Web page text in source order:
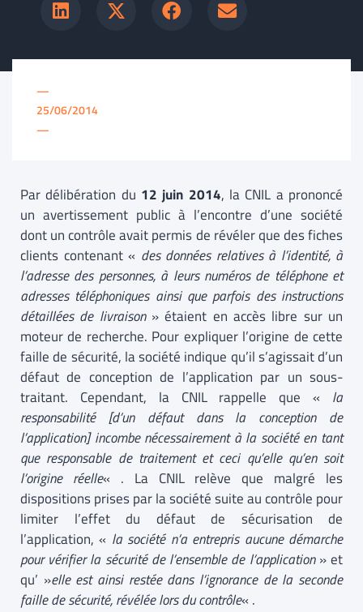
—
25/06/2014
—
Par délibération du 12 juin 2014, la CNIL a prononcé
un avertissement public à l’encontre d’une société
dont un contrôle avait permis de révéler que des fiches
clients contenant « des données relatives à l’identité, à
l’adresse des personnes, à leurs numéros de téléphone et
adresses téléphoniques ainsi que parfois des instructions
détaillées de livraison» étaient en accès libre sur un
moteur de recherche. Pour expliquer l’origine de cette
faille de sécurité, la société indique qu’il s’agissait d’un
défaut de conception de l’application par un sous-
traitant. Cependant, la CNIL rappelle que « la
responsabilité [d’un défaut dans la conception de
l’application] incombe nécessairement à la société en tant
que responsable de traitement et ceci qu’elle qu’en soit
l’origine réelle« . La CNIL relève que malgré les
dispositions prises par la société suite au contrôle pour
limiter l’effet du défaut de sécurisation de
l’application, « la société n’a entrepris aucune démarche
pour vérifier la sécurité de l’ensemble de l’application» et
qu’ »elle est ainsi restée dans l’ignorance de la seconde
faille de sécurité, révélée lors du contrôle« .